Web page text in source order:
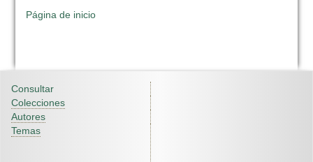
Página de inicio
Consultar
Colecciones
Autores
Temas